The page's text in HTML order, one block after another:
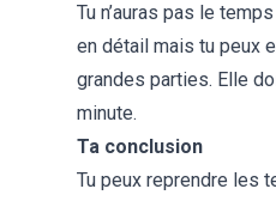
Tu n’auras pas le
en détail mais tu peux
grandes parties. Elle
minute.
Ta conclusion
Tu peux reprendre les